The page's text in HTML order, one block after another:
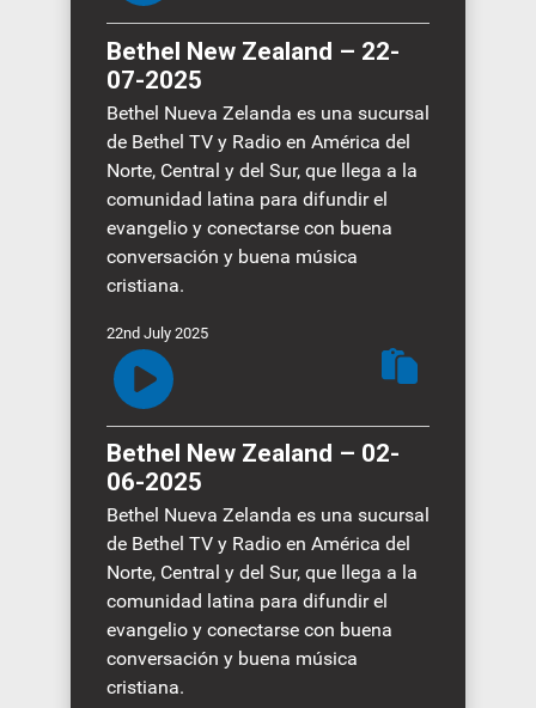
Bethel New Zealand – 22-
07-2025
Bethel Nueva Zelanda es una sucursal
de Bethel TV y Radio en América del
Norte, Central y del Sur, que llega a la
comunidad latina para difundir el
evangelio y conectarse con buena
conversación y buena música
cristiana.
22nd July 2025
Bethel New Zealand – 02-
06-2025
Bethel Nueva Zelanda es una sucursal
de Bethel TV y Radio en América del
Norte, Central y del Sur, que llega a la
comunidad latina para difundir el
evangelio y conectarse con buena
conversación y buena música
cristiana.